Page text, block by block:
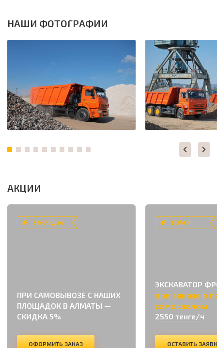
НАШИ ФОТОГРАФИИ
АКЦИИ
5% СКИДКА
ПРИ САМОВЫВОЗЕ С НАШИХ
ПЛОЩАДОК В АЛМАТЫ —
СКИДКА 5%
ОФОРМИТЬ ЗАКАЗ
УСЛУГИ
ЭКСКАВАТОР
при заказе в
самосвалом
2550 тенге/ч
ОСТАВИТЬ